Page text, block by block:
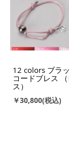
12 colors ブラ
コードブレス
ス）
￥30,800